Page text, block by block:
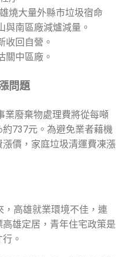
燒大量外縣市垃圾宿命
南區廠減爐減量。
回自營。
中區廠。
問題
業廢棄物處理費將從每噸
737元。為避免業者藉機
價，家庭垃圾清運費凍漲
高雄就業環境不佳，連
雄定居，青年住宅政策是
。